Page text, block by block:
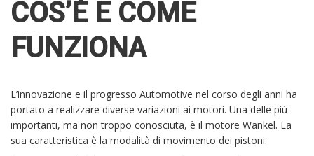
COS’È E COME
FUNZIONA
L’innovazione e il progresso Automotive nel corso degli anni ha
portato a realizzare diverse variazioni ai motori. Una delle più
importanti, ma non troppo conosciuta, è il motore Wankel. La
sua caratteristica è la modalità di movimento dei pistoni.